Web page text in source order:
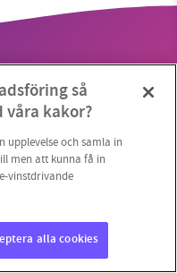
Cookieinställningar
Nu vill vi
hoppas att du
en slant till
så
kakor?
och samla in
men att kunna få in
vinstdrivande
alla cookies